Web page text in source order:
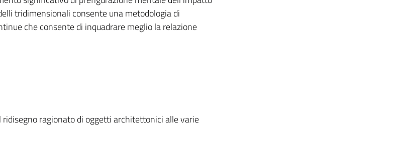
tridimensionali consente una metodologia di
che consente di inquadrare meglio la relazione
ragionato di oggetti architettonici alle varie